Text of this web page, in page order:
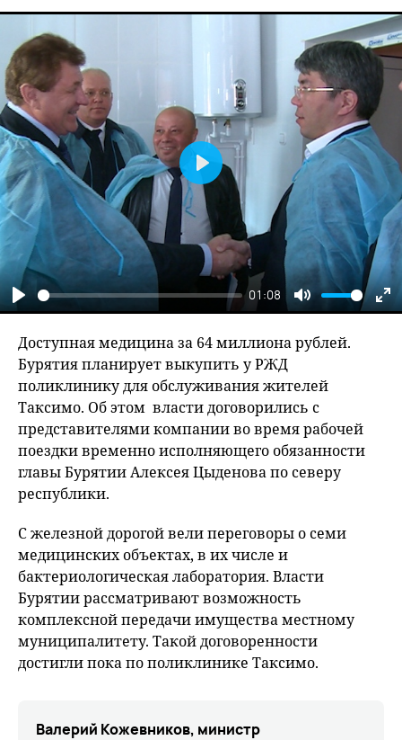
Play
01:08
Mute
Play
Доступная медицина за 64 миллиона рублей.
Бурятия планирует выкупить у РЖД
поликлинику для обслуживания жителей
Таксимо. Об этом власти договорились с
представителями компании во время рабочей
поездки временно исполняющего обязанности
главы Бурятии Алексея Цыденова по северу
республики.
С железной дорогой вели переговоры о семи
медицинских объектах, в их числе и
бактериологическая лаборатория. Власти
Бурятии рассматривают возможность
комплексной передачи имущества местному
муниципалитету. Такой договоренности
достигли пока по поликлинике Таксимо.
Валерий Кожевников, министр